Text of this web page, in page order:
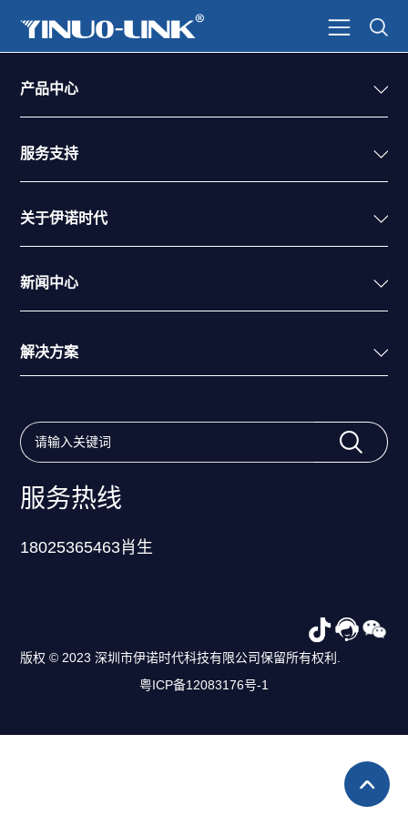
产品中心
服务支持
关于伊诺时代
新闻中心
解决方案
服务热线
18025365463肖生
版权 © 2023 深圳市伊诺时代科技有限公司保留所有权利.
粤ICP备12083176号-1